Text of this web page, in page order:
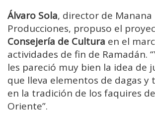
Álvaro Sola, director de Manana
Producciones, propuso el
Consejería de Cultura en el
actividades de fin de Ramadán.
les pareció muy bien la idea de
que lleva elementos de dagas y
en la tradición de los faquires
Oriente”.